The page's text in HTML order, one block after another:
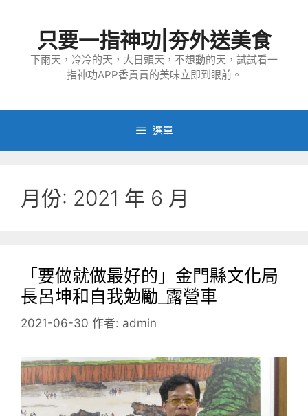
只要一指神功|夯外送美食
下雨天，冷冷的天，大日頭天，不想動的天，試試看一
指神功APP香貢貢的美味立即到眼前。
選單
月份: 2021 年 6 月
​「要做就做最好的」金門縣文化局
長呂坤和自我勉勵_露營車
2021-06-30 作者: admin